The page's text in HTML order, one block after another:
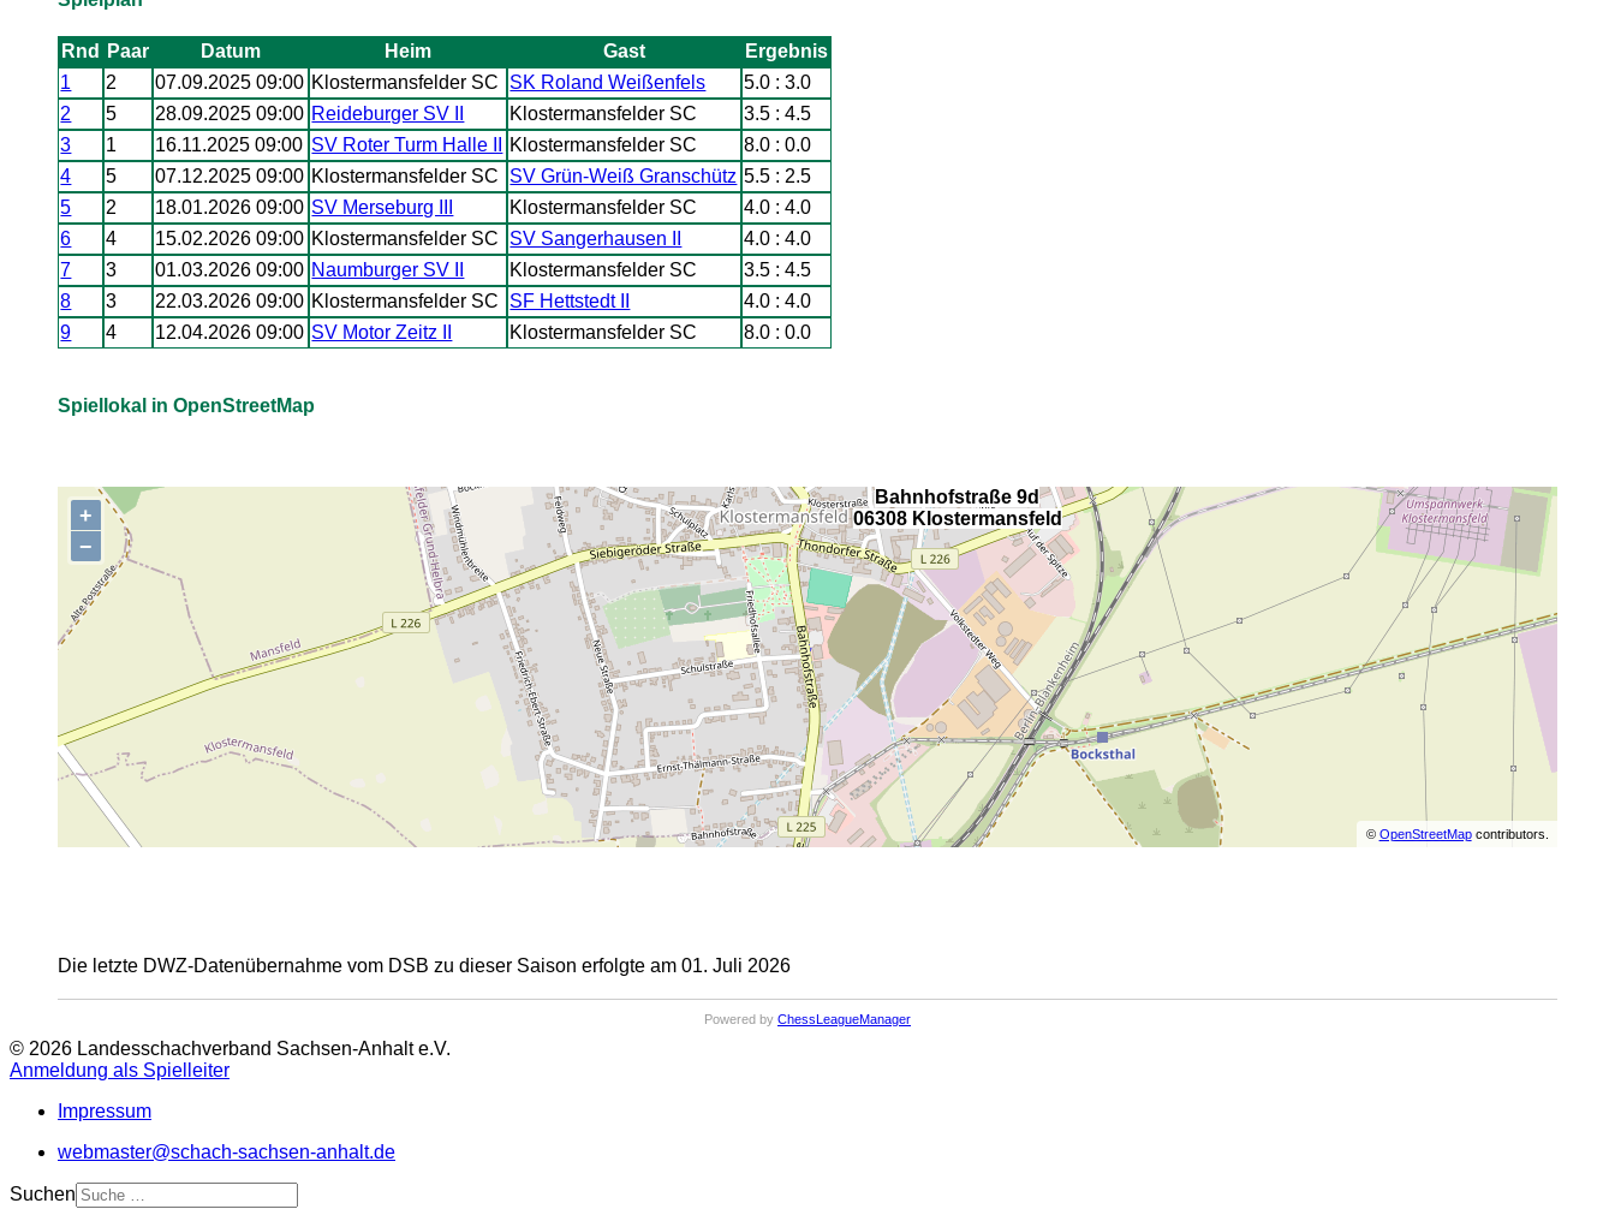
Rnd Paar Datum Heim Gast
Ergebnis
1
2 07.09.2025 09:00 Klostermansfelder SC SK Roland Weißenfels
5.0 : 3.0
2
5 28.09.2025 09:00 Reideburger SV II Klostermansfelder SC
3.5 : 4.5
3
1 16.11.2025 09:00 SV Roter Turm Halle II Klostermansfelder SC
8.0 : 0.0
4
5 07.12.2025 09:00 Klostermansfelder SC SV Grün-Weiß Granschütz 5.5 : 2.5
5
2 18.01.2026 09:00 SV Merseburg III Klostermansfelder SC
4.0 : 4.0
6
4 15.02.2026 09:00 Klostermansfelder SC SV Sangerhausen II
4.0 : 4.0
7
3 01.03.2026 09:00 Naumburger SV II Klostermansfelder SC
3.5 : 4.5
8
3 22.03.2026 09:00 Klostermansfelder SC SF Hettstedt II
4.0 : 4.0
9
4 12.04.2026 09:00 SV Motor Zeitz II Klostermansfelder SC 8.0 : 0.0
Spiellokal in OpenStreetMap
+
−
© OpenStreetMapcontributors.
Bahnhofstraße 9d
06308 Klostermansfeld
Die letzte DWZ-Datenübernahme vom DSB zu dieser Saison erfolgte am 01. Juli 2026
Powered by ChessLeagueManager
© 2026 Landesschachverband Sachsen-Anhalt e.V.
Anmeldung als Spielleiter
Impressum
webmaster@schach-sachsen-anhalt.de
Suchen